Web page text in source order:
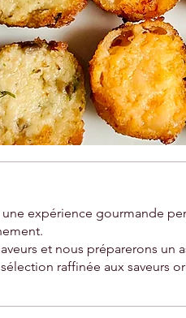
expérience gourmande
et nous préparerons un
raffinée aux saveurs